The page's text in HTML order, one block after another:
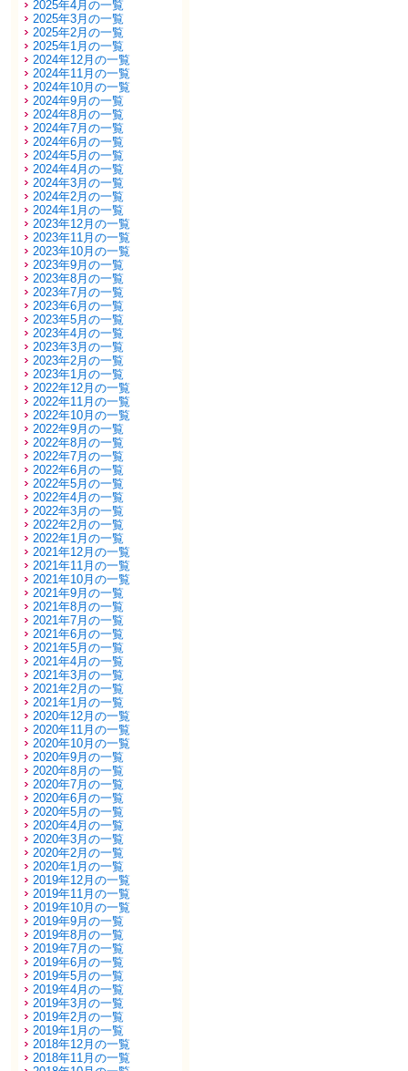
2025年4月の一覧
2025年3月の一覧
2025年2月の一覧
2025年1月の一覧
2024年12月の一覧
2024年11月の一覧
2024年10月の一覧
2024年9月の一覧
2024年8月の一覧
2024年7月の一覧
2024年6月の一覧
2024年5月の一覧
2024年4月の一覧
2024年3月の一覧
2024年2月の一覧
2024年1月の一覧
2023年12月の一覧
2023年11月の一覧
2023年10月の一覧
2023年9月の一覧
2023年8月の一覧
2023年7月の一覧
2023年6月の一覧
2023年5月の一覧
2023年4月の一覧
2023年3月の一覧
2023年2月の一覧
2023年1月の一覧
2022年12月の一覧
2022年11月の一覧
2022年10月の一覧
2022年9月の一覧
2022年8月の一覧
2022年7月の一覧
2022年6月の一覧
2022年5月の一覧
2022年4月の一覧
2022年3月の一覧
2022年2月の一覧
2022年1月の一覧
2021年12月の一覧
2021年11月の一覧
2021年10月の一覧
2021年9月の一覧
2021年8月の一覧
2021年7月の一覧
2021年6月の一覧
2021年5月の一覧
2021年4月の一覧
2021年3月の一覧
2021年2月の一覧
2021年1月の一覧
2020年12月の一覧
2020年11月の一覧
2020年10月の一覧
2020年9月の一覧
2020年8月の一覧
2020年7月の一覧
2020年6月の一覧
2020年5月の一覧
2020年4月の一覧
2020年3月の一覧
2020年2月の一覧
2020年1月の一覧
2019年12月の一覧
2019年11月の一覧
2019年10月の一覧
2019年9月の一覧
2019年8月の一覧
2019年7月の一覧
2019年6月の一覧
2019年5月の一覧
2019年4月の一覧
2019年3月の一覧
2019年2月の一覧
2019年1月の一覧
2018年12月の一覧
2018年11月の一覧